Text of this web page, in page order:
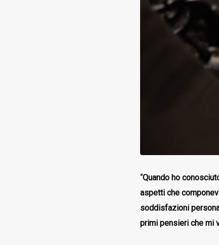
“Quando ho
aspetti che
soddisfazioni
primi pensieri che mi